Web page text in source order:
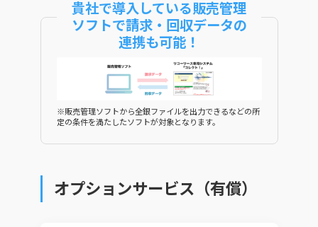
貴社で導入している販売管理
ソフトで請求・回収データの
連携も可能！
※販売管理ソフトから全銀ファイルを出力できるなどの所
定の条件を満たしたソフトが対象となります。
オプションサービス（有償）